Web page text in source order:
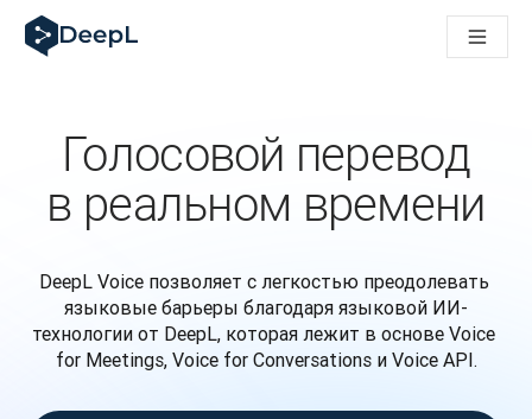
DeepL для ИИ-агентов
Translation Flow в DeepL: Новые рабочие процессы на
Разобраться в вопросах доверия к языковому ИИ в
Как мы разрабатываем систему оценки качества
От перевода текста до голосовой платформы
Голосовой перевод
в реальном времени
DeepL Voice позволяет с легкостью преодолевать
языковые барьеры благодаря языковой ИИ-
технологии от DeepL, которая лежит в основе Voice
for Meetings, Voice for Conversations и Voice API.